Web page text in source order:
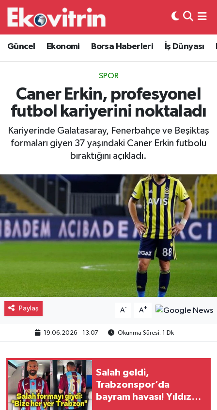
Güncel Ekonomi Borsa Haberleri İş Dünyası
SPOR
Caner Erkin, profesyonel
futbol kariyerini noktaladı
Kariyerinde Galatasaray, Fenerbahçe ve Beşiktaş
formaları giyen 37 yaşındaki Caner Erkin futbolu
bıraktığını açıkladı.
Paylaş A- A+
19.06.2026 - 13:07 Okunma Süresi: 1 Dk
Salah geldi,
Trabzonspor’da
bayram havası! Yıldız
Güncel
Ekonomi
Borsa Haberleri
İş Dünyası
Lojistik
Asayiş
Magazin
Gayrimenkul
Eğitim
Hava Durumu
Trafik Durumu
Süper Lig Puan Durumu ve Fikstür
Tüm Manşetler
Son Dakika Haberleri
Haber Arşivi